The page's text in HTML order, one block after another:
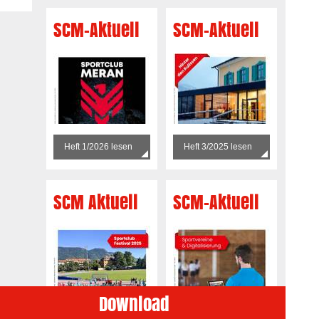
SCM-Aktuell
Heft 1/2026 lesen
SCM-Aktuell
Heft 3/2025 lesen
SCM Aktuell SCM-Aktuell
Download